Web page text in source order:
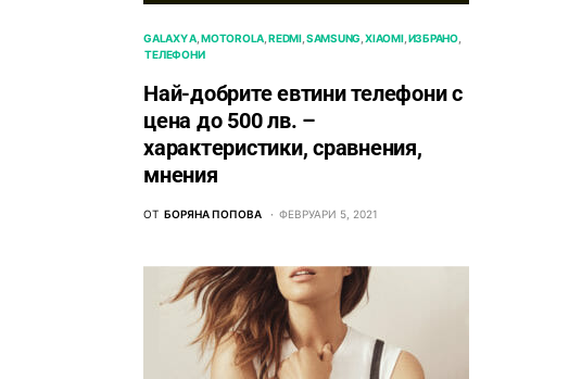
GALAXY A MOTOROLA REDMI SAMSUNG XIAOMI ИЗБРАНО
ТЕЛЕФОНИ
Най-добрите евтини телефони с
ценa до 500 лв. –
характeристики, сравнения,
мнения
ОТ БОРЯНА ПОПОВА ФЕВРУАРИ 5, 2021